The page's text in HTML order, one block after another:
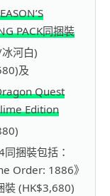
PACK同捆裝
河白)
及
Quest
Edition
同捆裝包括：
Order: 1886》
裝 (HK$3,680)